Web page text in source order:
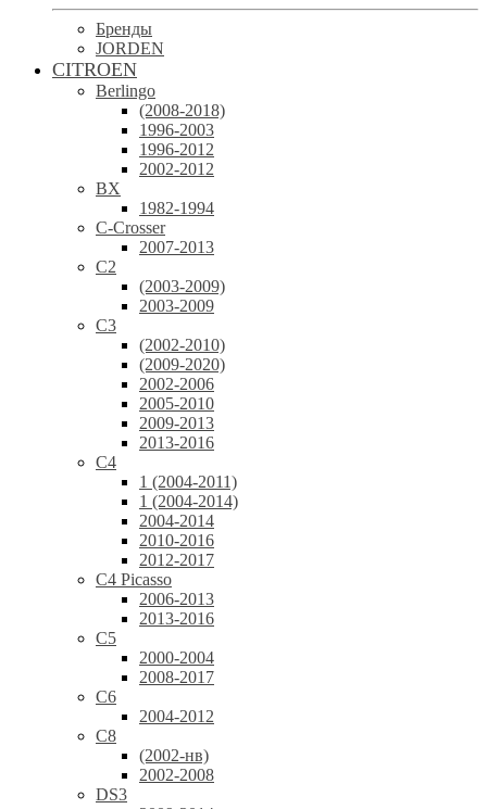
Бренды
JORDEN
CITROEN
Berlingo
(2008-2018)
1996-2003
1996-2012
2002-2012
BX
1982-1994
C-Crosser
2007-2013
C2
(2003-2009)
2003-2009
C3
(2002-2010)
(2009-2020)
2002-2006
2005-2010
2009-2013
2013-2016
C4
1 (2004-2011)
1 (2004-2014)
2004-2014
2010-2016
2012-2017
C4 Picasso
2006-2013
2013-2016
C5
2000-2004
2008-2017
C6
2004-2012
C8
(2002-нв)
2002-2008
DS3